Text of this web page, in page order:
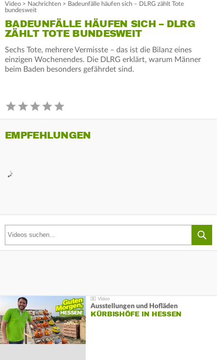
Video > Nachrichten > Badeunfälle häufen sich – DLRG zählt Tote
bundesweit
BADEUNFÄLLE HÄUFEN SICH – DLRG
ZÄHLT TOTE BUNDESWEIT
Sechs Tote, mehrere Vermisste – das ist die Bilanz eines
einzigen Wochenendes. Die DLRG erklärt, warum Männer
beim Baden besonders gefährdet sind.
EMPFEHLUNGEN
Ausstellungen und Hofläden
KÜRBISHÖFE IN HESSEN